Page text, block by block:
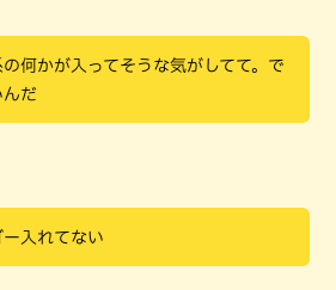
の何かが入ってそうな気がしてて。で
んだ
ー入れてない